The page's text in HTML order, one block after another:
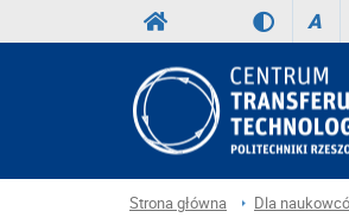
A
Strona główna Dla